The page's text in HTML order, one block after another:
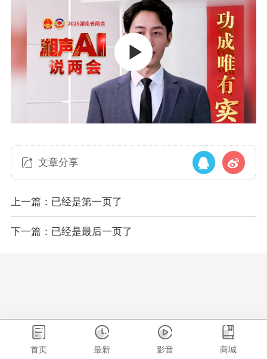
文章分享
上一篇：已经是第一页了
下一篇：已经是最后一页了
首页 最新 影音 商城